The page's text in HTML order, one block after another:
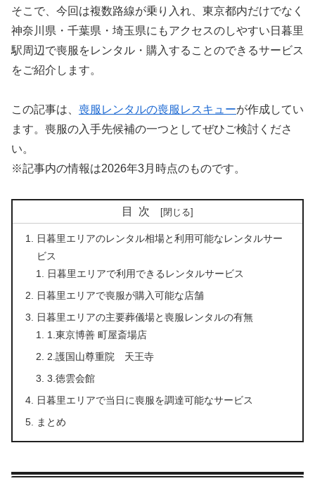
そこで、今回は複数路線が乗り入れ、東京都内だけでなく
神奈川県・千葉県・埼玉県にもアクセスのしやすい日暮里
駅周辺で喪服をレンタル・購入することのできるサービス
をご紹介します。
この記事は、 喪服レンタルの喪服レスキューが作成してい
ます。喪服の入手先候補の一つとしてぜひご検討くださ
い。
※記事内の情報は2026年3月時点のものです。
目次
日暮里エリアのレンタル相場と利用可能なレンタルサー
ビス
日暮里エリアで利用できるレンタルサービス
日暮里エリアで喪服が購入可能な店舗
日暮里エリアの主要葬儀場と喪服レンタルの有無
1.東京博善 町屋斎場店
2.護国山尊重院 天王寺
3.徳雲会館
日暮里エリアで当日に喪服を調達可能なサービス
まとめ